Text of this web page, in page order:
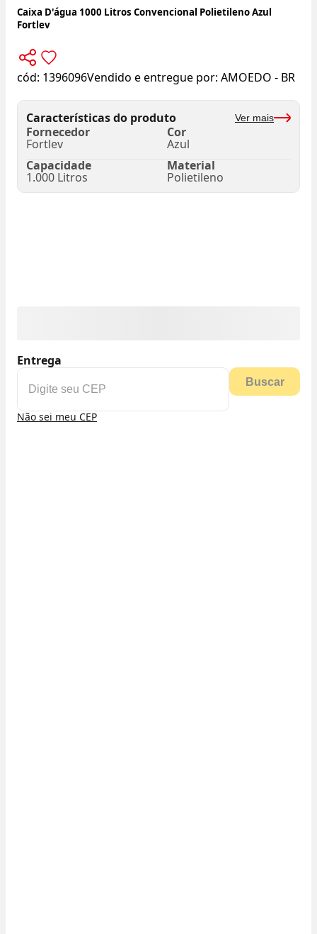
Caixa D'água 1000 Litros Convencional Polietileno Azul
Fortlev
cód: 1396096Vendido e entregue por: AMOEDO - BR
Características do produto Ver mais
Fornecedor
Fortlev
Cor
Azul
Capacidade
1.000 Litros
Material
Polietileno
Entrega
Buscar
Não sei meu CEP